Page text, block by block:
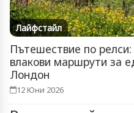
Лайфстайл
Пътешествие по
влакови маршрути за
Лондон
12 Юни 2026